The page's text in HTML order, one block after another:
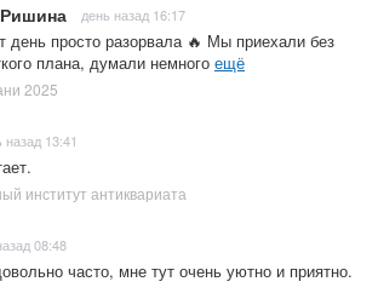
день назад 16:17
день просто разорвала 🔥 Мы приехали без
плана, думали немного ещё
2025
назад 13:41
институт антиквариата
08:48
часто, мне тут очень уютно и приятно.